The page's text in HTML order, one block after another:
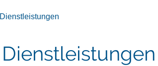
Dienstleistungen
Dienstleistungen